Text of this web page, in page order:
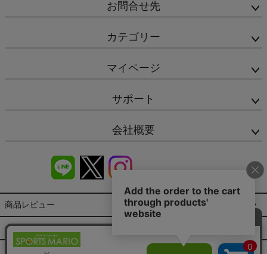
お問合せ先
カテゴリー
マイページ
サポート
会社概要
商品レビュー
会社概要（HP）